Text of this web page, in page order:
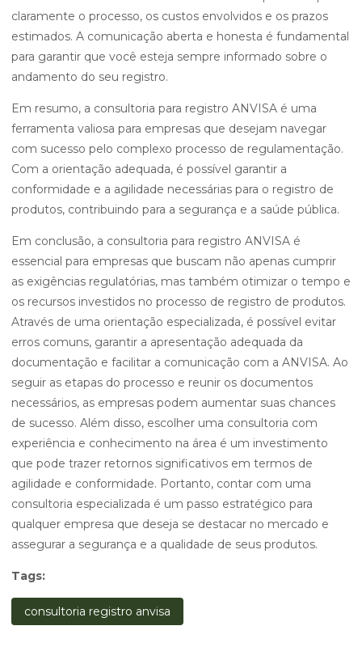
claramente o processo, os custos envolvidos e os prazos
estimados. A comunicação aberta e honesta é fundamental
para garantir que você esteja sempre informado sobre o
andamento do seu registro.
Em resumo, a consultoria para registro ANVISA é uma
ferramenta valiosa para empresas que desejam navegar
com sucesso pelo complexo processo de regulamentação.
Com a orientação adequada, é possível garantir a
conformidade e a agilidade necessárias para o registro de
produtos, contribuindo para a segurança e a saúde pública.
Em conclusão, a consultoria para registro ANVISA é
essencial para empresas que buscam não apenas cumprir
as exigências regulatórias, mas também otimizar o tempo e
os recursos investidos no processo de registro de produtos.
Através de uma orientação especializada, é possível evitar
erros comuns, garantir a apresentação adequada da
documentação e facilitar a comunicação com a ANVISA. Ao
seguir as etapas do processo e reunir os documentos
necessários, as empresas podem aumentar suas chances
de sucesso. Além disso, escolher uma consultoria com
experiência e conhecimento na área é um investimento
que pode trazer retornos significativos em termos de
agilidade e conformidade. Portanto, contar com uma
consultoria especializada é um passo estratégico para
qualquer empresa que deseja se destacar no mercado e
assegurar a segurança e a qualidade de seus produtos.
Tags:
consultoria registro anvisa